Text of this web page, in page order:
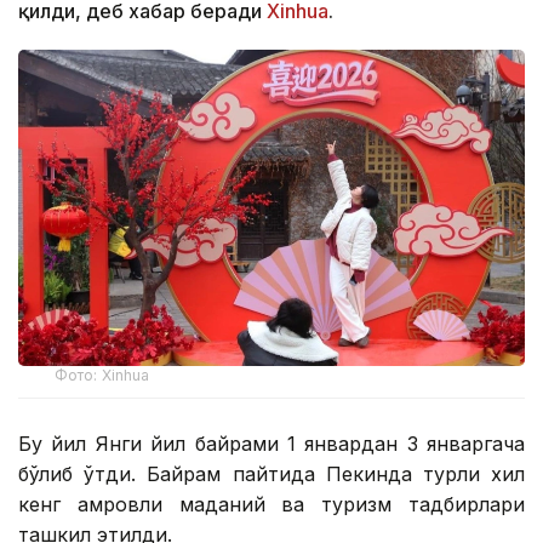
қилди, деб хабар беради Xinhuа.
Фото: Xinhua
Бу йил Янги йил байрами 1 январдан 3 январгача
бўлиб ўтди. Байрам пайтида Пекинда турли хил
кенг қамровли маданий ва туризм тадбирлари
ташкил этилди.